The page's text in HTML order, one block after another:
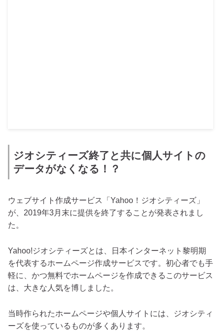
ジオシティーズ終了と共に個人サイトの
データがなくなる！？
ウェブサイト作成サービス「Yahoo！ジオシティーズ」
が、2019年3月末に提供を終了することが発表されまし
た。
Yahoo!ジオシティーズとは、日本インターネット黎明期
を代表するホームページ作成サービスです。初心者でも手
軽に、かつ無料でホームページを作成できるこのサービス
は、大きな人気を博しました。
当時作られたホームページや個人サイトには、ジオシティ
ーズを使っているものが多くあります。